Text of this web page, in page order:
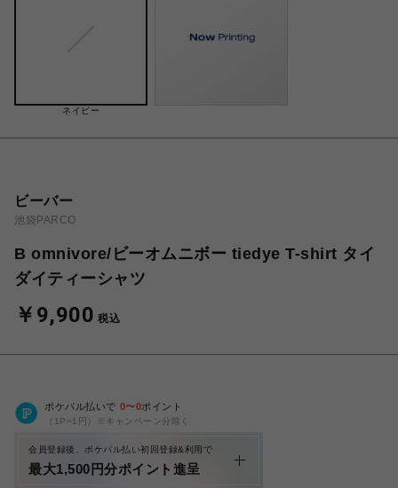
ネイビー
ビーバー
池袋PARCO
B omnivore/ビーオムニボー tiedye T-shirt タイ
ダイティーシャツ
￥9,900 税込
ポケパル払いで 0〜0ポイント
（1P=1円）※キャンペーン分除く
会員登録後、ポケパル払い初回登録&利用で
最大1,500円分ポイント進呈